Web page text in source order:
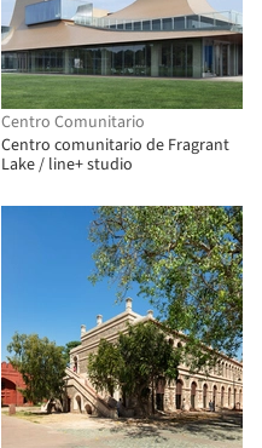
Centro Comunitario
Centro comunitario de Fragrant
Lake / line+ studio